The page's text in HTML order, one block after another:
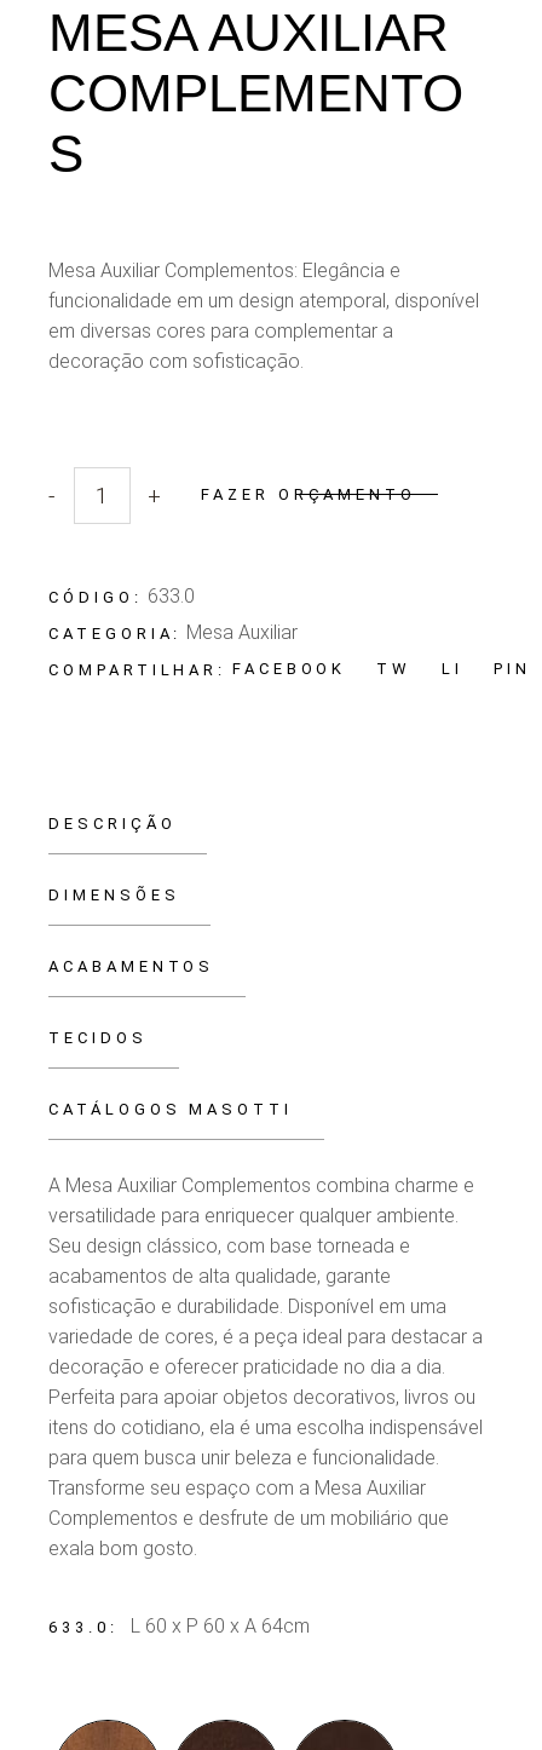
MESA AUXILIAR
COMPLEMENTO
S
Mesa Auxiliar Complementos: Elegância e
funcionalidade em um design atemporal, disponível
em diversas cores para complementar a
decoração com sofisticação.
Quantidade Mesa Auxiliar Complementos
- + FAZER ORÇAMENTO
CÓDIGO: 633.0
CATEGORIA: Mesa Auxiliar
COMPARTILHAR: FACEBOOK TW LI PIN
DESCRIÇÃO
DIMENSÕES
ACABAMENTOS
TECIDOS
CATÁLOGOS MASOTTI
A Mesa Auxiliar Complementos combina charme e
versatilidade para enriquecer qualquer ambiente.
Seu design clássico, com base torneada e
acabamentos de alta qualidade, garante
sofisticação e durabilidade. Disponível em uma
variedade de cores, é a peça ideal para destacar a
decoração e oferecer praticidade no dia a dia.
Perfeita para apoiar objetos decorativos, livros ou
itens do cotidiano, ela é uma escolha indispensável
para quem busca unir beleza e funcionalidade.
Transforme seu espaço com a Mesa Auxiliar
Complementos e desfrute de um mobiliário que
exala bom gosto.
633.0 L 60 x P 60 x A 64cm